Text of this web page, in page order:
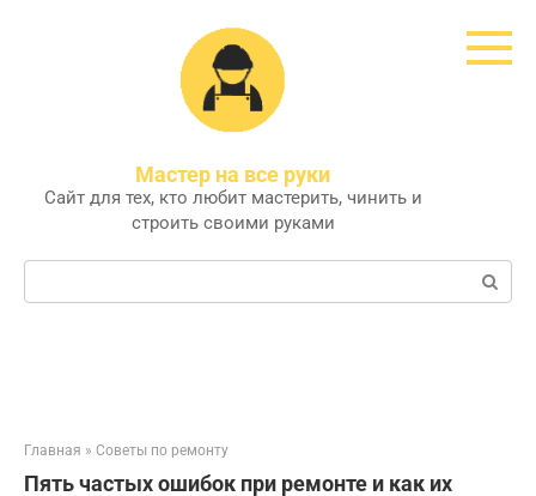
Мастер на все руки
Сайт для тех, кто любит мастерить, чинить и
строить своими руками
Поиск:
Главная » Советы по ремонту
Пять частых ошибок при ремонте и как их